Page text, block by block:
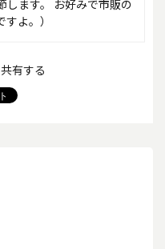
します。 お好みで市販の
よ。）
有する